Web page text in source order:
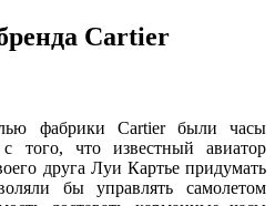
Cartier
фабрики Cartier были часы
с того, что известный авиатор
друга Луи Картье придумать
бы управлять самолетом